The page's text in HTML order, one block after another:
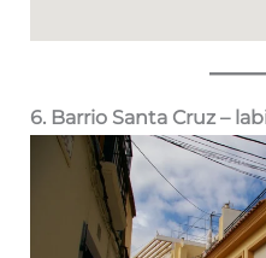
6. Barrio Santa Cruz –